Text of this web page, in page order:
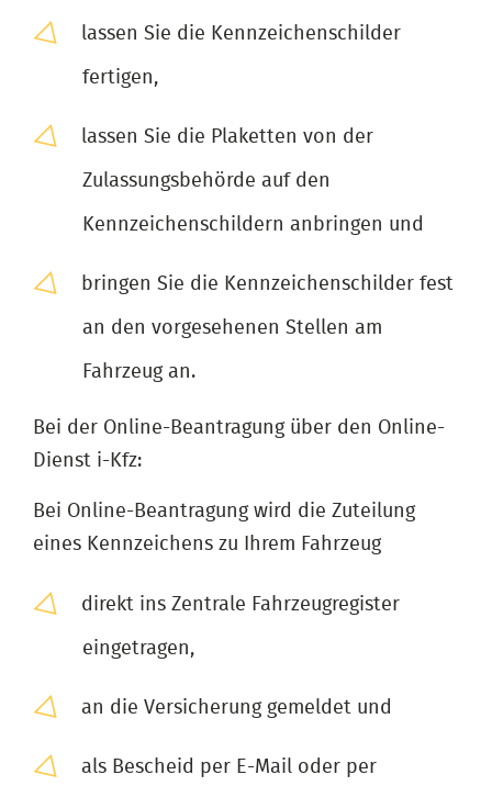
lassen Sie die Kennzeichenschilder
fertigen,
lassen Sie die Plaketten von der
Zulassungsbehörde auf den
Kennzeichenschildern anbringen und
bringen Sie die Kennzeichenschilder fest
an den vorgesehenen Stellen am
Fahrzeug an.
Bei der Online-Beantragung über den Online-
Dienst i-Kfz:
Bei Online-Beantragung wird die Zuteilung
eines Kennzeichens zu Ihrem Fahrzeug
direkt ins Zentrale Fahrzeugregister
eingetragen,
an die Versicherung gemeldet und
als Bescheid per E-Mail oder per